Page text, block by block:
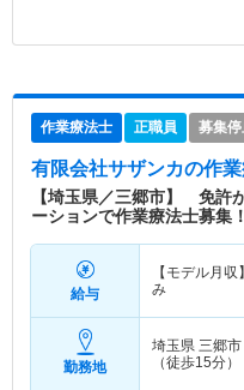
作業療法士 正職員 募集
有限会社サザンカの作
【埼玉県／三郷市】 免許
ーションで作業療法士募集！
給与
【モデル月収】
み
勤務地
埼玉県 三郷市
（徒歩15分）